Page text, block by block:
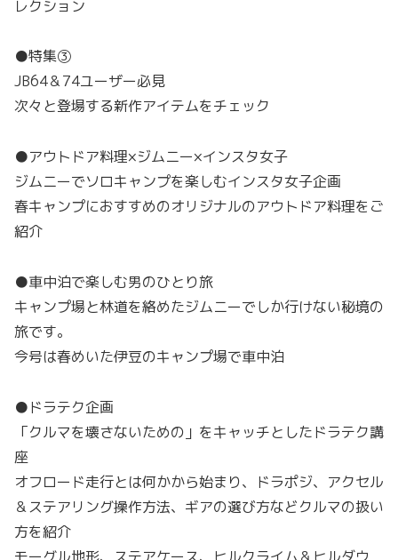
レクション
●特集③
JB64＆74ユーザー必見
次々と登場する新作アイテムをチェック
●アウトドア料理×ジムニー×インスタ女子
ジムニーでソロキャンプを楽しむインスタ女子企画
春キャンプにおすすめのオリジナルのアウトドア料理をご
紹介
●車中泊で楽しむ男のひとり旅
キャンプ場と林道を絡めたジムニーでしか行けない秘境の
旅です。
今号は春めいた伊豆のキャンプ場で車中泊
●ドラテク企画
「クルマを壊さないための」をキャッチとしたドラテク講
座
オフロード走行とは何かから始まり、ドラポジ、アクセル
＆ステアリング操作方法、ギアの選び方などクルマの扱い
方を紹介